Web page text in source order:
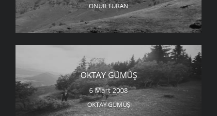
ONUR TURAN
OKTAY GÜMÜŞ
6 Mart 2008
OKTAY GÜMÜŞ